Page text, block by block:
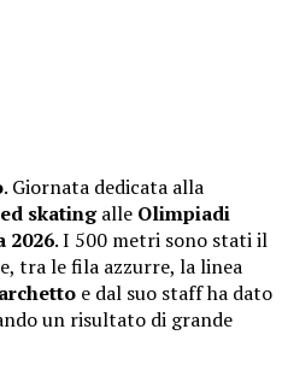
. Giornata dedicata alla
skatingalle Olimpiadi
2026. I 500 metri sono stati il
tra le fila azzurre, la linea
e dal suo staff ha dato
un risultato di grande